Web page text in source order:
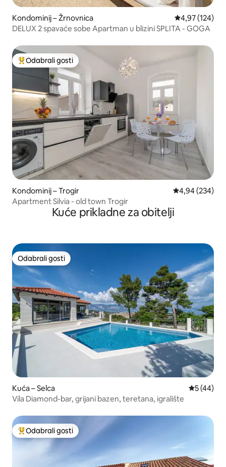
Kondominij – Žrnovnica Prosječna
4,97 (124)
DELUX 2 spavaće sobe Apartman u blizini SPLITA - GOGA
Među najviše rangiranima s oznakom „Odabrali gosti”
Odabrali gosti
Kondominij – Trogir Prosječna
4,94 (234)
Apartment Silvia - old town Trogir
Kuće prikladne za obitelji
Odabrali gosti
Odabrali gosti
Kuća – Selca Prosječna
5 (44)
Vila Diamond-bar, grijani bazen, teretana, igralište
Među najviše rangiranima s oznakom „Odabrali gosti”
Odabrali gosti